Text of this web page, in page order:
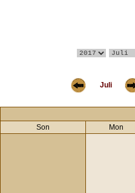
Juli
Son Mon